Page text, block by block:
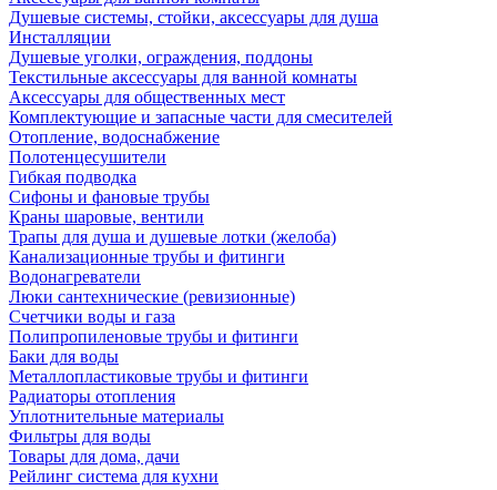
Душевые системы, стойки, аксессуары для душа
Инсталляции
Душевые уголки, ограждения, поддоны
Текстильные аксессуары для ванной комнаты
Аксессуары для общественных мест
Комплектующие и запасные части для смесителей
Отопление, водоснабжение
Полотенцесушители
Гибкая подводка
Сифоны и фановые трубы
Краны шаровые, вентили
Трапы для душа и душевые лотки (желоба)
Канализационные трубы и фитинги
Водонагреватели
Люки сантехнические (ревизионные)
Счетчики воды и газа
Полипропиленовые трубы и фитинги
Баки для воды
Металлопластиковые трубы и фитинги
Радиаторы отопления
Уплотнительные материалы
Фильтры для воды
Товары для дома, дачи
Рейлинг система для кухни